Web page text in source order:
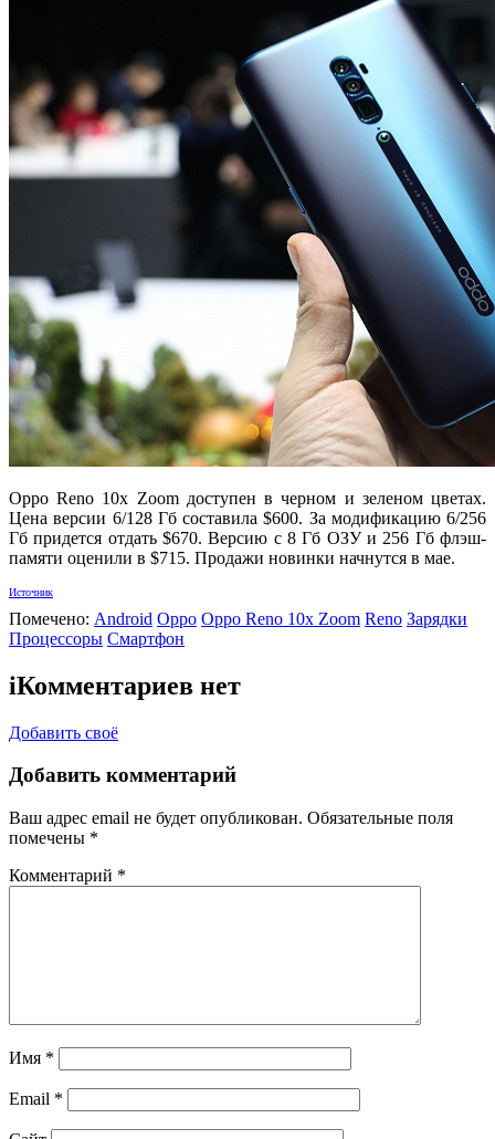
Oppo Reno 10x Zoom доступен в черном и зеленом цветах.
Цена версии 6/128 Гб составила $600. За модификацию 6/256
Гб придется отдать $670. Версию с 8 Гб ОЗУ и 256 Гб флэш-
памяти оценили в $715. Продажи новинки начнутся в мае.
Источник
Помечено: Android Oppo Oppo Reno 10x Zoom Reno Зарядки
Процессоры Смартфон
iКомментариев нет
Добавить своё
Добавить комментарий
Ваш адрес email не будет опубликован. Обязательные поля
помечены *
Комментарий *
Имя *
Email *